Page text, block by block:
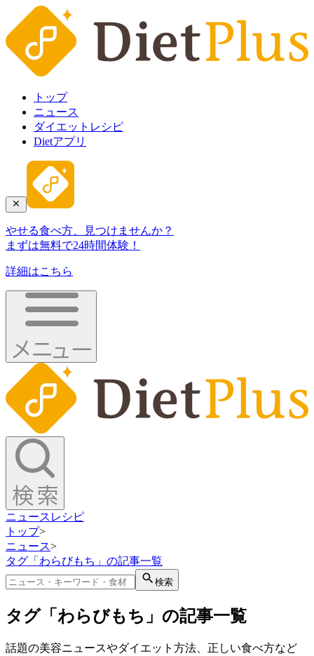
トップ
ニュース
ダイエットレシピ
Dietアプリ
やせる食べ方、見つけませんか？
まずは無料で24時間体験！
詳細はこちら
ニュース レシピ
トップ>
ニュース>
タグ「わらびもち」の記事一覧
検索
タグ「わらびもち」の記事一覧
話題の美容ニュースやダイエット方法、正しい食べ方など